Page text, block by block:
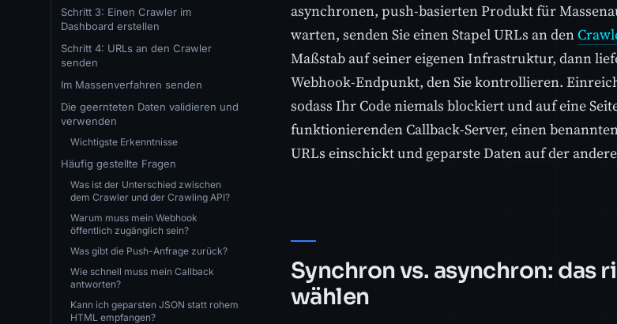
Schritt 3: Einen Crawler im
Dashboard erstellen
Schritt 4: URLs an den Crawler
senden
Im Massenverfahren senden
Die geernteten Daten validieren und
verwenden
Wichtigste Erkenntnisse
Häufig gestellte Fragen
Was ist der Unterschied zwischen
dem Crawler und der Crawling API?
Warum muss mein Webhook
öffentlich zugänglich sein?
Was gibt die Push-Anfrage zurück?
Wie schnell muss mein Callback
antworten?
Kann ich geparsten JSON statt rohem
HTML empfangen?
asynchronen, push-basierten Produkt für
warten, senden Sie einen Stapel URLs an den
Maßstab auf seiner eigenen Infrastruktur, dann
Webhook-Endpunkt, den Sie kontrollieren.
sodass Ihr Code niemals blockiert und auf eine
funktionierenden Callback-Server, einen
URLs einschickt und geparste Daten auf der
Synchron vs. asynchron: das
wählen